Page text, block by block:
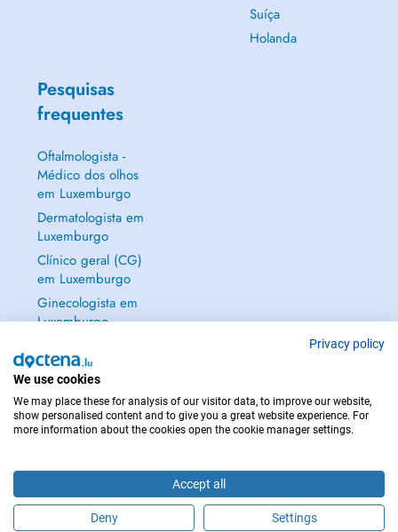
Faça uma marcação online
Suíça
Holanda
Pesquisas
frequentes
Oftalmologista -
Médico dos olhos
em Luxemburgo
Dermatologista em
Luxemburgo
Clínico geral (CG)
em Luxemburgo
Ginecologista em
Luxemburgo
EM CASO DE EMERGÊNCIA, CONTACTE : 112
Privacy policy
We use cookies
We may place these for analysis of our visitor data, to improve our website,
show personalised content and to give you a great website experience. For
more information about the cookies open the cookie manager settings.
Accept all
Deny Settings